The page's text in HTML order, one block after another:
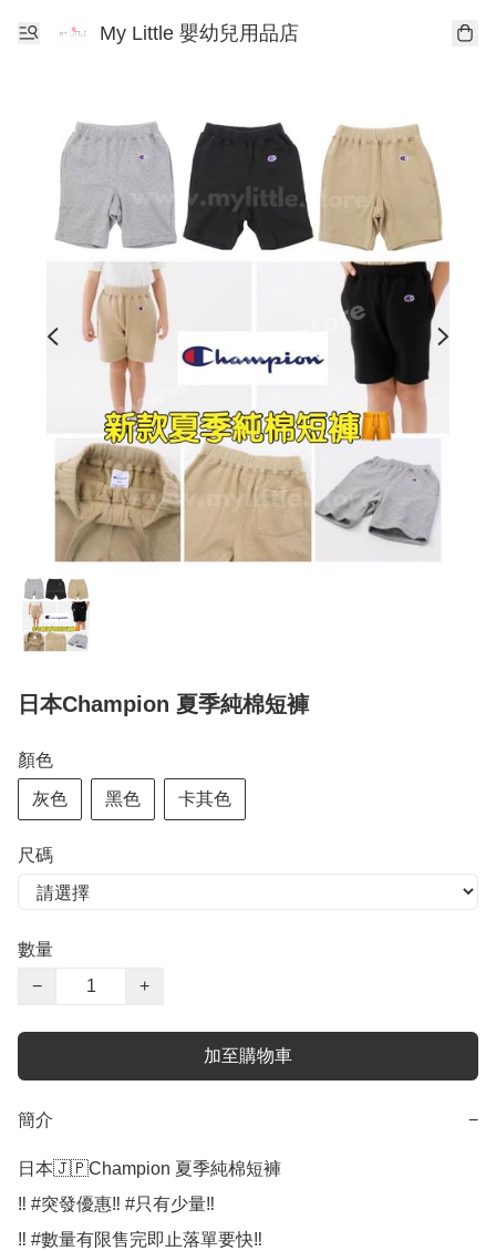
My Little 嬰幼兒用品店
日本Champion 夏季純棉短褲
顏色
灰色 黑色 卡其色
尺碼
數量
−
+
加至購物車
簡介 −
日本🇯🇵Champion 夏季純棉短褲
‼️ #突發優惠‼️ #只有少量‼️
‼️ #數量有限售完即止落單要快‼️